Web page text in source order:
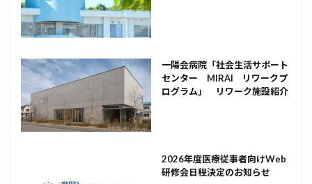
一陽会病院「社会生活サポート
センター MIRAI リワークプ
ログラム」 リワーク施設紹介
2026年度医療従事者向けWeb
研修会日程決定のお知らせ